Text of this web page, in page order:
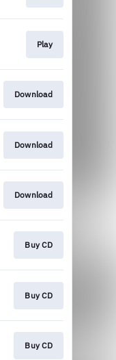
Play
Download
Download
Download
Buy CD
Buy CD
Buy CD